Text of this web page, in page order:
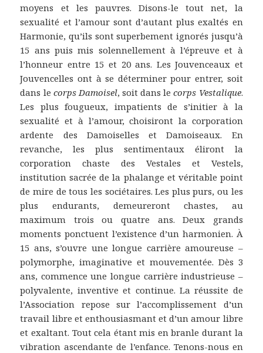
moyens et les pauvres. Disons-le tout net, la
sexualité et l’amour sont d’autant plus exaltés en
Harmonie, qu’ils sont superbement ignorés jusqu’à
15 ans puis mis solennellement à l’épreuve et à
l’honneur entre 15 et 20 ans. Les Jouvenceaux et
Jouvencelles ont à se déterminer pour entrer, soit
dans le corps Damoisel, soit dans lecorps Vestalique.
Les plus fougueux, impatients de s’initier à la
sexualité et à l’amour, choisiront la corporation
ardente des Damoiselles et Damoiseaux. En
revanche, les plus sentimentaux éliront la
corporation chaste des Vestales et Vestels,
institution sacrée de la phalange et véritable point
de mire de tous les sociétaires. Les plus purs, ou les
plus endurants, demeureront chastes, au
maximum trois ou quatre ans. Deux grands
moments ponctuent l’existence d’un harmonien. À
15 ans, s’ouvre une longue carrière amoureuse –
polymorphe, imaginative et mouvementée. Dès 3
ans, commence une longue carrière industrieuse –
polyvalente, inventive et continue. La réussite de
l’Association repose sur l’accomplissement d’un
travail libre et enthousiasmant et d’un amour libre
et exaltant. Tout cela étant mis en branle durant la
vibration ascendante de l’enfance. Tenons-nous en